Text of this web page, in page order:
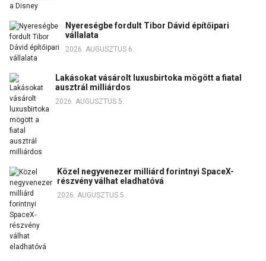
Nyereségbe fordult Tibor Dávid építőipari
vállalata
2026. AUGUSZTUS 6.
Lakásokat vásárolt luxusbirtoka mögött a fiatal
ausztrál milliárdos
2026. AUGUSZTUS 5.
Közel negyvenezer milliárd forintnyi SpaceX-
részvény válhat eladhatóvá
2026. AUGUSZTUS 5.